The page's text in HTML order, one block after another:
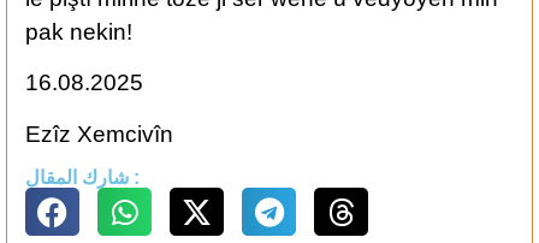
pak nekin!
16.08.2025
Ezîz Xemcivîn
شارك المقال :